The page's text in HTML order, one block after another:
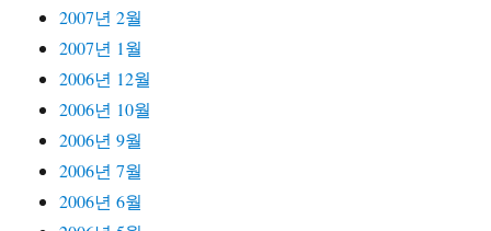
2007년 2월
2007년 1월
2006년 12월
2006년 10월
2006년 9월
2006년 7월
2006년 6월